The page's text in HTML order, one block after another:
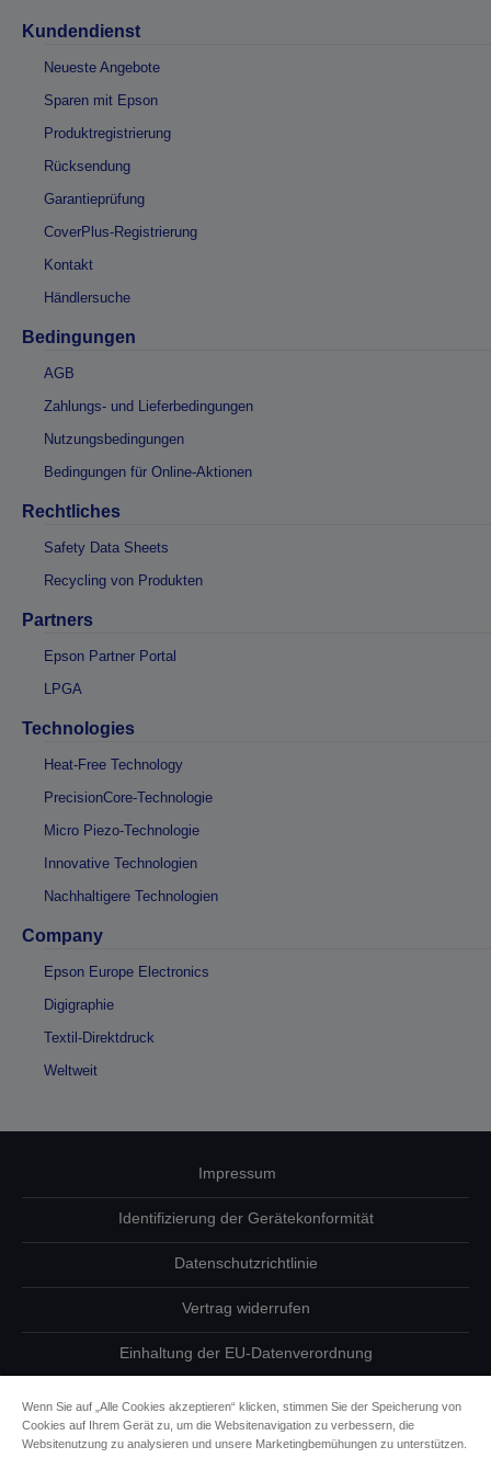
Kundendienst
Neueste Angebote
Sparen mit Epson
Produktregistrierung
Rücksendung
Garantieprüfung
CoverPlus-Registrierung
Kontakt
Händlersuche
Bedingungen
AGB
Zahlungs- und Lieferbedingungen
Nutzungsbedingungen
Bedingungen für Online-Aktionen
Rechtliches
Safety Data Sheets
Recycling von Produkten
Partners
Epson Partner Portal
LPGA
Technologies
Heat-Free Technology
PrecisionCore-Technologie
Micro Piezo-Technologie
Innovative Technologien
Nachhaltigere Technologien
Company
Epson Europe Electronics
Digigraphie
Textil-Direktdruck
Weltweit
Impressum
Identifizierung der Gerätekonformität
Datenschutzrichtlinie
Vertrag widerrufen
Einhaltung der EU-Datenverordnung
Fragen zum Datenschutz
Informationen zu Cookies
Wenn Sie auf „Alle Cookies akzeptieren“ klicken, stimmen Sie der Speicherung von
Cookies auf Ihrem Gerät zu, um die Websitenavigation zu verbessern, die
Websitenutzung zu analysieren und unsere Marketingbemühungen zu unterstützen.